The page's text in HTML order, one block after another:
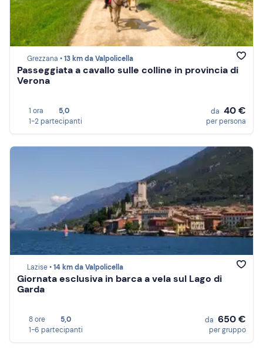
Grezzana •13 km da Valpolicella
Passeggiata a cavallo sulle colline in provincia di
Verona
1 ora
5,0
1-2 partecipanti
da 40 €
per persona
Lazise •14 km da Valpolicella
Giornata esclusiva in barca a vela sul Lago di
Garda
8 ore
5,0
1-6 partecipanti
da 650 €
per gruppo